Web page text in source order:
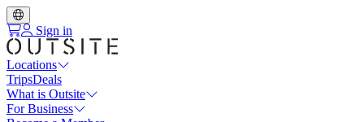
Sign in
Locations
TripsDeals
What is Outsite
For Business